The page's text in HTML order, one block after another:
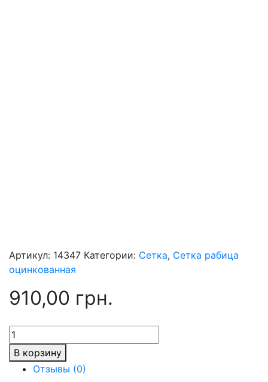
Артикул: 14347 Категории: Сетка, Сетка рабица
оцинкованная
910,00 грн.
Количество
товара
Сетка
Рабица
В корзину
Отзывы (0)